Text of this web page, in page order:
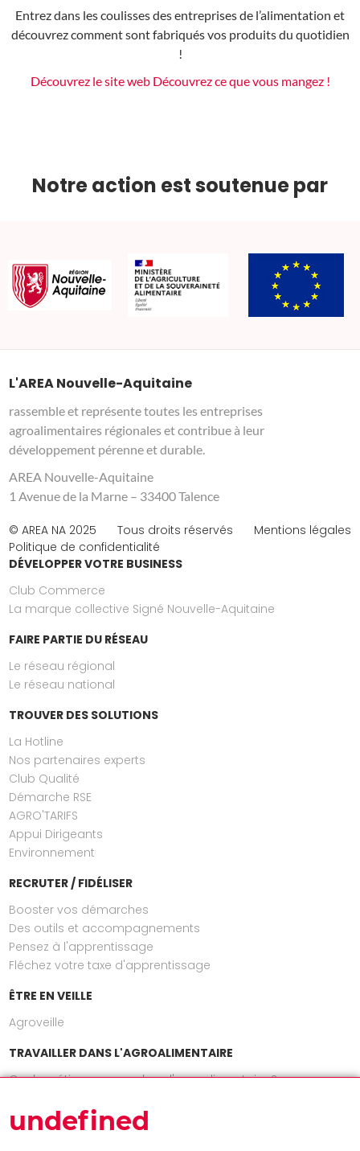
Entrez dans les coulisses des entreprises de l’alimentation et
découvrez comment sont fabriqués vos produits du quotidien
!
Découvrez le site web Découvrez ce que vous mangez !
Notre action est soutenue par
L'AREA Nouvelle-Aquitaine
rassemble et représente toutes les entreprises
agroalimentaires régionales et contribue à leur
développement pérenne et durable.
AREA Nouvelle-Aquitaine
1 Avenue de la Marne – 33400 Talence
© AREA NA 2025 Tous droits réservés
Mentions légales
Politique de confidentialité
DÉVELOPPER VOTRE BUSINESS
Club Commerce
La marque collective Signé Nouvelle-Aquitaine
FAIRE PARTIE DU RÉSEAU
Le réseau régional
Le réseau national
TROUVER DES SOLUTIONS
La Hotline
Nos partenaires experts
Club Qualité
Démarche RSE
AGRO'TARIFS
Appui Dirigeants
Environnement
RECRUTER / FIDÉLISER
Booster vos démarches
Des outils et accompagnements
Pensez à l'apprentissage
Fléchez votre taxe d'apprentissage
ÊTRE EN VEILLE
Agroveille
TRAVAILLER DANS L'AGROALIMENTAIRE
Quels métiers exercer dans l'agroalimentaire ?
undefined